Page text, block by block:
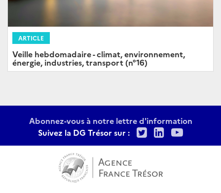
ARTICLE
Veille hebdomadaire - climat, environnement,
énergie, industries, transport (n°16)
Abonnez-vous à notre lettre d'information
Suivez la DG Trésor sur :
TwitterLinkedIn